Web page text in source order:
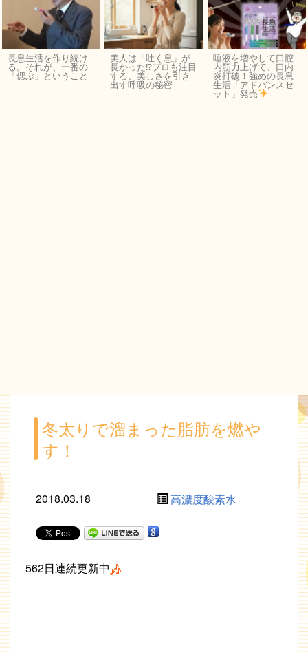
長息生活を作り続け
る。それが、一番の
「偲ぶ」ということ
美人は「吐く息」が
長かった⁉︎プロも注目
する、美しさを引き
出す呼吸の秘密
唾液を増やして口腔
内筋力上げて、口内
炎打破！強めの長息
生活「アドバンスセ
ット」発売
冬太りで溜まった脂肪を燃や
す！
2018.03.18 高濃度酸素水
562日連続更新中